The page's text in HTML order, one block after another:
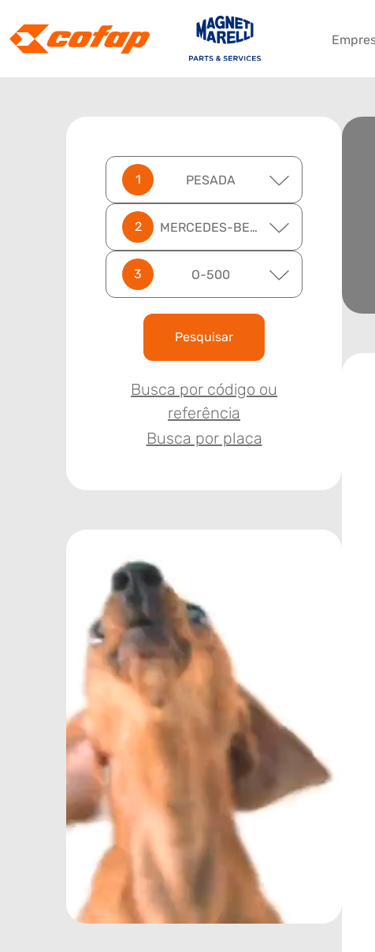
PESADA
MERCEDES-BENZ
O-500
Pesquisar
Busca por código ou
referência
Busca por placa